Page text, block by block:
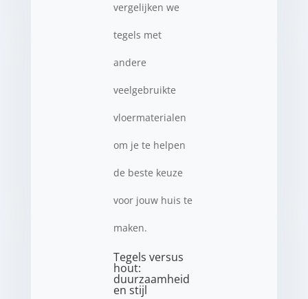
vergelijken we
tegels met
andere
veelgebruikte
vloermaterialen
om je te helpen
de beste keuze
voor jouw huis te
maken.
Tegels versus
hout:
duurzaamheid
en stijl